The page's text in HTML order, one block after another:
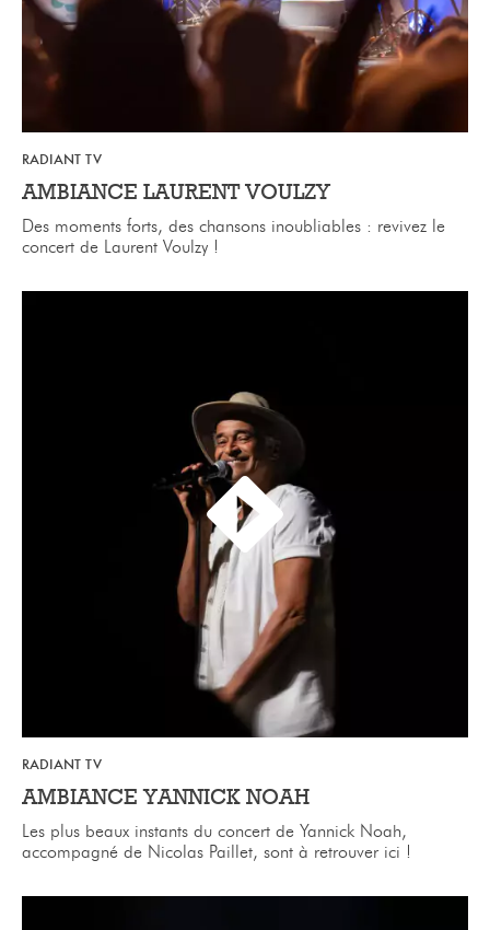
RADIANT TV
AMBIANCE LAURENT VOULZY
Des moments forts, des chansons inoubliables : revivez le
concert de Laurent Voulzy !
RADIANT TV
AMBIANCE YANNICK NOAH
Les plus beaux instants du concert de Yannick Noah,
accompagné de Nicolas Paillet, sont à retrouver ici !